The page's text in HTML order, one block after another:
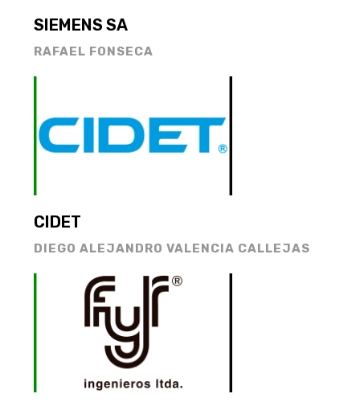
SIEMENS SA
RAFAEL FONSECA
CIDET
DIEGO ALEJANDRO VALENCIA CALLEJAS